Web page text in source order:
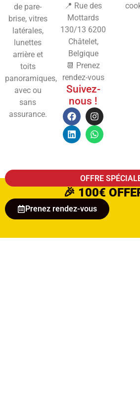
de pare-
brise, vitres
latérales,
lunettes
arrière et
toits
panoramiques,
avec ou
sans
assurance.
📍 Rue des
Mottards
130/13 6200
Châtelet,
Belgique
📆 Prenez
rendez-vous
Suivez-
nous !
OFFRE
🎉 100€
Prenez rendez-vous